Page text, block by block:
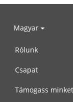
Magyar
Rólunk
Csapat
Támogass minket